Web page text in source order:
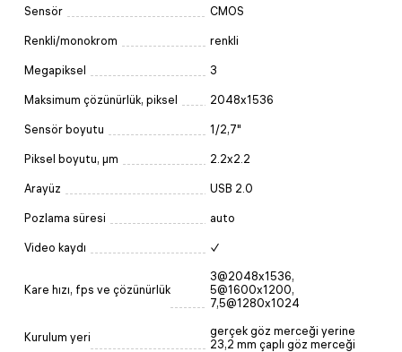
Sensör CMOS
Renkli/monokrom renkli
Megapiksel 3
Maksimum çözünürlük, piksel 2048x1536
Sensör boyutu 1/2,7"
Piksel boyutu, μm 2.2x2.2
Arayüz USB 2.0
Pozlama süresi auto
Video kaydı ✓
Kare hızı, fps ve çözünürlük
3@2048x1536,
5@1600x1200,
7,5@1280x1024
Kurulum yeri
gerçek göz merceği yerine
23,2 mm çaplı göz merceği